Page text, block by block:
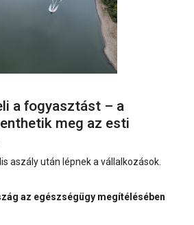
a fogyasztást – a
meg az esti
aszály után lépnek a vállalkozások.
az egészségügy megítélésében